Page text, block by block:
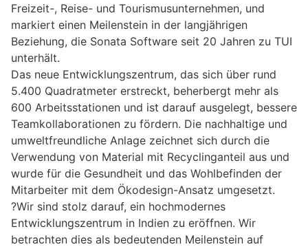
Freizeit-, Reise- und Tourismusunternehmen, und
markiert einen Meilenstein in der langjährigen
Beziehung, die Sonata Software seit 20 Jahren zu TUI
unterhält.
Das neue Entwicklungszentrum, das sich über rund
5.400 Quadratmeter erstreckt, beherbergt mehr als
600 Arbeitsstationen und ist darauf ausgelegt, bessere
Teamkollaborationen zu fördern. Die nachhaltige und
umweltfreundliche Anlage zeichnet sich durch die
Verwendung von Material mit Recyclinganteil aus und
wurde für die Gesundheit und das Wohlbefinden der
Mitarbeiter mit dem Ökodesign-Ansatz umgesetzt.
?Wir sind stolz darauf, ein hochmodernes
Entwicklungszentrum in Indien zu eröffnen. Wir
betrachten dies als bedeutenden Meilenstein auf